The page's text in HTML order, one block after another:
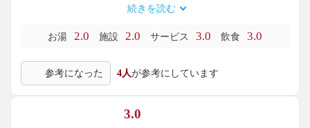
続きを読む
お湯 2.0 施設 2.0 サービス 3.0 飲食 3.0
参考になった 4人が参考にしています
3.0